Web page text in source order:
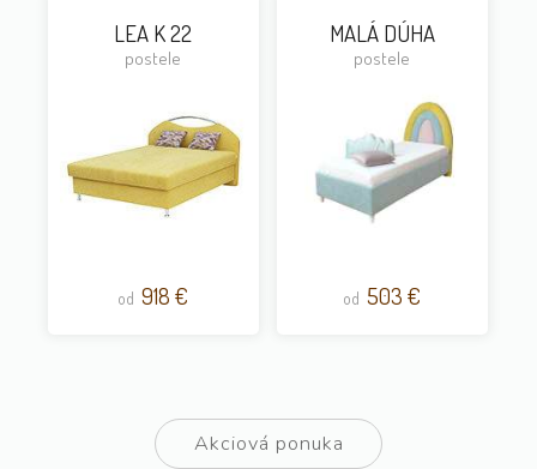
LEA K 22
postele
od 918 €
MALÁ DÚHA
postele
od 503 €
Akciová ponuka